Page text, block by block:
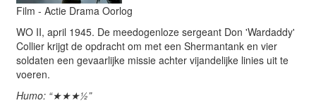
Film - Actie Drama Oorlog
WO II, april 1945. De meedogenloze sergeant Don 'Wardaddy'
Collier krijgt de opdracht om met een Shermantank en vier
soldaten een gevaarlijke missie achter vijandelijke linies uit te
voeren.
Humo: “★★★½”